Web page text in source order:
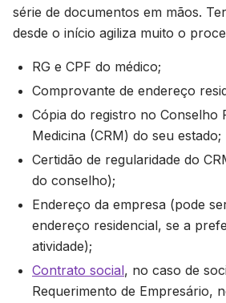
série de documentos em mãos.
desde o início agiliza muito o
RG e CPF do médico;
Comprovante de endereço
Cópia do registro no Conselho
Medicina (CRM) do seu estado;
Certidão de regularidade do
do conselho);
Endereço da empresa (pode
endereço residencial, se a
atividade);
Contrato social, no caso de
Requerimento de Empresário,